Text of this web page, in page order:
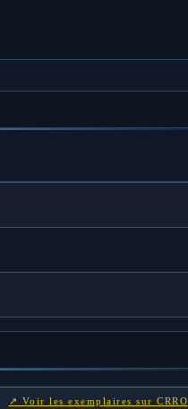
↗ Voir les exemplaires sur CRRO